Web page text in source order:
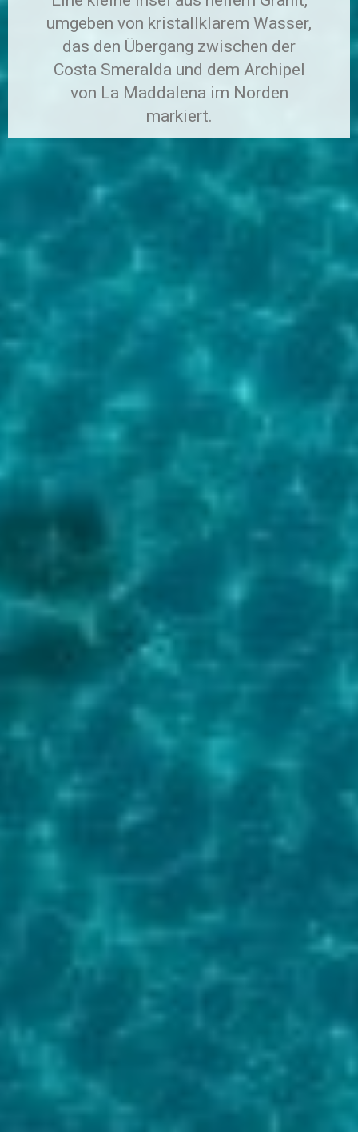
umgeben von kristallklarem Wasser,
das den Übergang zwischen der
Costa Smeralda und dem Archipel
von La Maddalena im Norden
markiert.